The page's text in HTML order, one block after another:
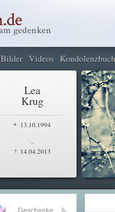
Bilder Videos Kondolenzbuch
Lea
Krug
13.10.1994
-
14.04.2013
Geschenke